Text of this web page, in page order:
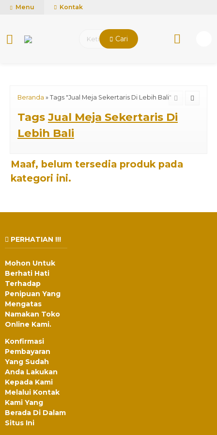
mUCn7CwGawCVTvwq7a99f4AgACOVgZvYEW65FFSDBf0
Menu Kontak
Cari
Beranda » Tags "Jual Meja Sekertaris Di Lebih Bali"
Tags Jual Meja Sekertaris Di
Lebih Bali
Maaf, belum tersedia produk pada
kategori ini.
PERHATIAN !!!
Mohon Untuk
Berhati Hati
Terhadap
Penipuan Yang
Mengatas
Namakan Toko
Online Kami.
Konfirmasi
Pembayaran
Yang Sudah
Anda Lakukan
Kepada Kami
Melalui Kontak
Kami Yang
Berada Di Dalam
Situs Ini